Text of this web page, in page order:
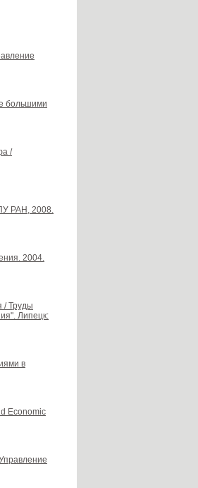
большими
/
РАН, 2008.
2004.
/ Труды
Липецк:
в
Economic